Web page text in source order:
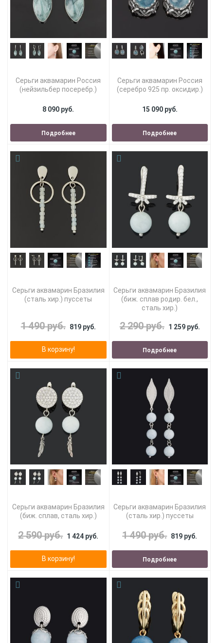
Серьги аквамарин Россия
(нейзильбер посеребр.)
8 090 руб.
Подробнее
Серьги аквамарин Россия
(серебро 925 пр. оксидир.)
15 090 руб.
Подробнее
Серьги аквамарин Бразилия
(сталь хир.) пуссеты
1 490 руб. 819 руб.
В корзину!
Серьги аквамарин Бразилия
(биж. сплав родир. бел.,
сталь хир.)
2 290 руб. 1 259 руб.
Подробнее
Серьги аквамарин Бразилия
(биж. сплав, сталь хир.)
2 590 руб. 1 424 руб.
В корзину!
Серьги аквамарин Бразилия
(сталь хир.) пуссеты
1 490 руб. 819 руб.
Подробнее